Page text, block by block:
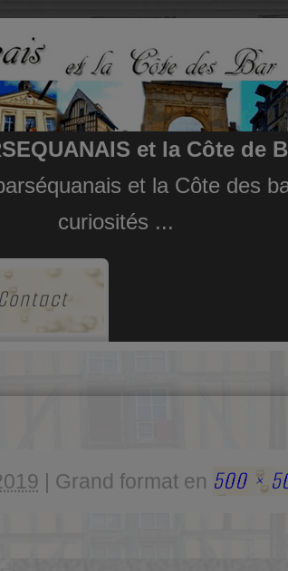
et la Côte de
et la Côte des
curiosités ...
Contact
Grand format en 500 ×